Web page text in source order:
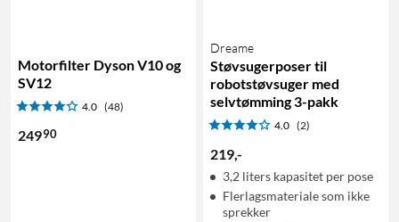
Motorfilter Dyson V10 og
SV12
4.0 (48)
24990
Dreame
Støvsugerposer til
robotstøvsuger med
selvtømming 3-pakk
4.0 (2)
219,-
3,2 liters kapasitet per pose
Flerlagsmateriale som ikke
sprekker